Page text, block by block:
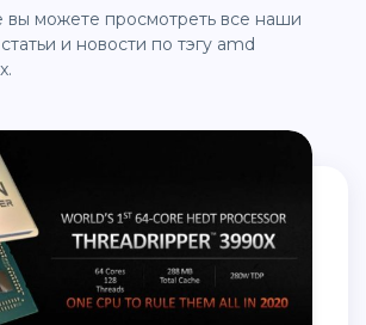
и новости по тэгу amd